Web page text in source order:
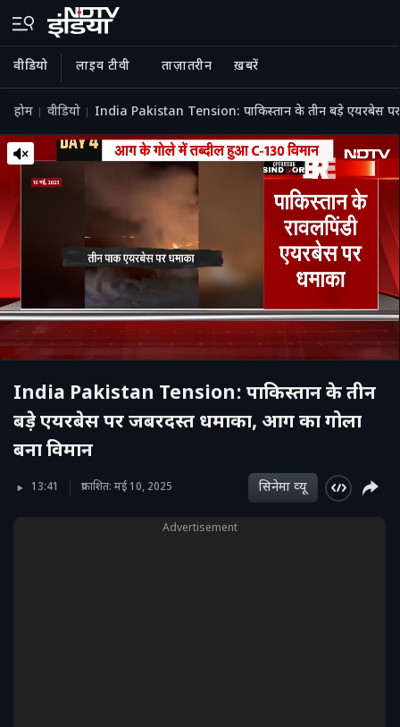
वीडियो लाइव टीवी ताज़ातरीन ख़बरें
होम वीडियो India Pakistan Tension: पाकिस्तान के तीन बड़े एयरबेस
India Pakistan Tension: पाकिस्तान के तीन
बड़े एयरबेस पर जबरदस्त धमाका, आग का गोला
बना विमान
13:41 प्रकाशित: मई 10, 2025 सिनेमा व्‍यू
Advertisement